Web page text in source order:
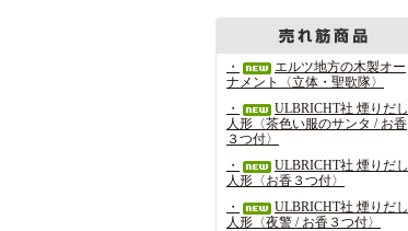
・
エルツ地方の木製オー
ナメント〈立体・聖歌隊〉
・
ULBRICHT社 煙りだし
人形〈茶色い服のサンタ / お香
３つ付〉
・
ULBRICHT社 煙りだし
人形〈お香３つ付〉
・
ULBRICHT社 煙りだし
人形〈夜警 / お香３つ付〉